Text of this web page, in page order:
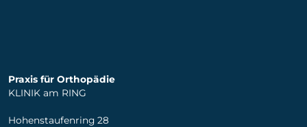
Praxis für Orthopädie
KLINIK am RING
Hohenstaufenring 28